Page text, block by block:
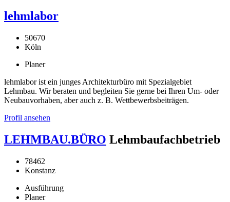
lehmlabor
50670
Köln
Planer
lehmlabor ist ein junges Architekturbüro mit Spezialgebiet
Lehmbau. Wir beraten und begleiten Sie gerne bei Ihren Um- oder
Neubauvorhaben, aber auch z. B. Wettbewerbsbeiträgen.
Profil ansehen
LEHMBAU.BÜRO Lehmbaufachbetrieb
78462
Konstanz
Ausführung
Planer